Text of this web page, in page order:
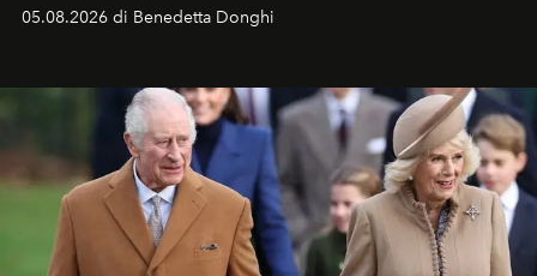
05.08.2026 di Benedetta Donghi